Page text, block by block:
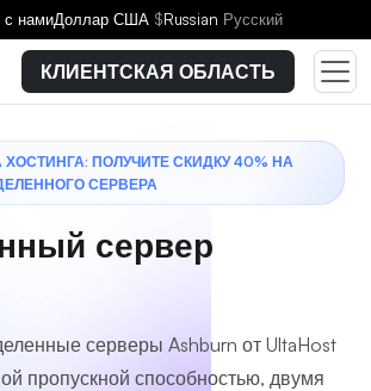
с намиДоллар США $Russian Русский
КЛИЕНТСКАЯ ОБЛАСТЬ
ПОЛУЧИТЕ СКИДКУ 40% НА
СЕРВЕРА
сервер
серверы Ashburn от UltaHost
пропускной способностью, двумя